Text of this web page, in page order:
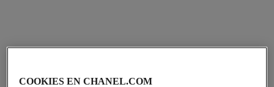
COOKIES EN CHANEL.COM